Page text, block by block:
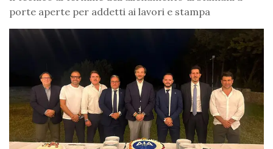
porte aperte per addetti ai lavori e stampa